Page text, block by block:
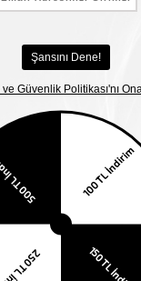
Ürünler
EKLE5
KODUYLA
%5
EKSTRA